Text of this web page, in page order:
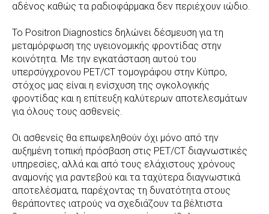
αδένος καθώς τα ραδιοφάρμακα δεν περιέχουν ιώδιο.
Το Positron Diagnostics δηλώνει δέσμευση για τη
μεταμόρφωση της υγειονομικής φροντίδας στην
κοινότητα. Με την εγκατάσταση αυτού του
υπερσύγχρονου PET/CT τομογράφου στην Κύπρο,
στόχος μας είναι η ενίσχυση της ογκολογικής
φροντίδας και η επίτευξη καλύτερων αποτελεσμάτων
για όλους τους ασθενείς.
Οι ασθενείς θα επωφεληθούν όχι μόνο από την
αυξημένη τοπική πρόσβαση στις PET/CT διαγνωστικές
υπηρεσίες, αλλά και από τους ελάχιστους χρόνους
αναμονής για ραντεβού και τα ταχύτερα διαγνωστικά
αποτελέσματα, παρέχοντας τη δυνατότητα στους
θεράποντες ιατρούς να σχεδιάζουν τα βέλτιστα